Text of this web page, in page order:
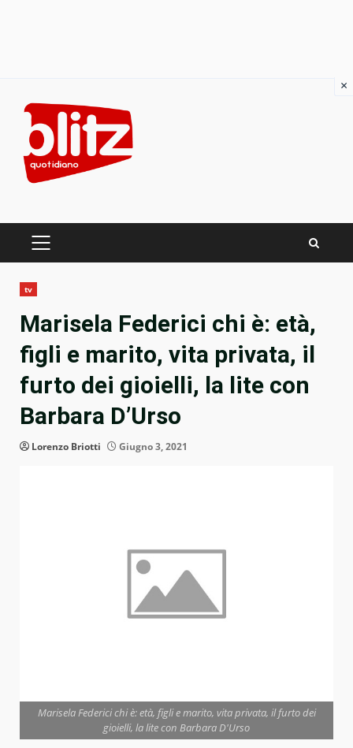
content
PRIMARY
tv
Marisela Federici chi è: età,
figli e marito, vita privata, il
furto dei gioielli, la lite con
Barbara D’Urso
Lorenzo Briotti Giugno 3, 2021
Marisela Federici chi è: età, figli e marito, vita privata, il furto dei
gioielli, la lite con Barbara D'Urso
×